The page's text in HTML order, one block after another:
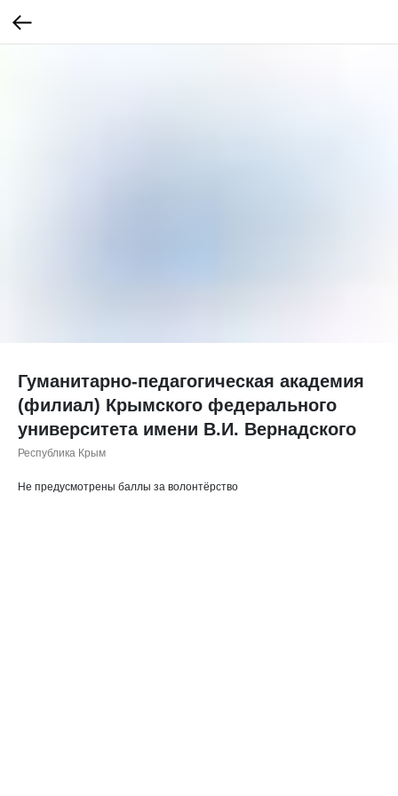
Гуманитарно-педагогическая академия
(филиал) Крымского федерального
университета имени В.И. Вернадского
Республика Крым
Не предусмотрены баллы за волонтёрство